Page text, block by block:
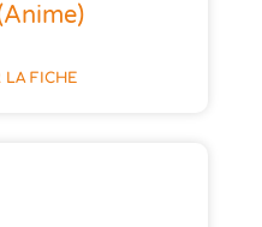
LA FICHE